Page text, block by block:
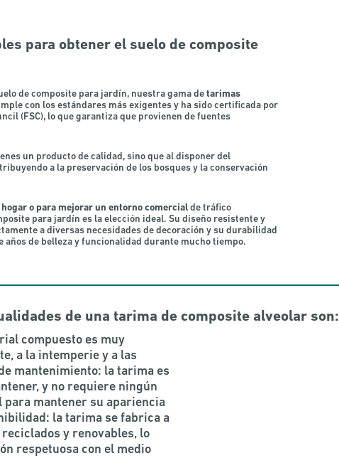
para obtener el suelo de composite
de composite para jardín, nuestra gama de tarimas
con los estándares más exigentes y ha sido certificada por
(FSC), lo que garantiza que provienen de fuentes
un producto de calidad, sino que al disponer del
a la preservación de los bosques y la conservación
o para mejorar un entorno comercial de tráfico
para jardín es la elección ideal. Su diseño resistente y
a diversas necesidades de decoración y su durabilidad
de belleza y funcionalidad durante mucho tiempo.
de una tarima de composite alveolar son:
compuesto es muy
a la intemperie y a las
mantenimiento: la tarima es
y no requiere ningún
mantener su apariencia
la tarima se fabrica a
y renovables, lo
respetuosa con el medio